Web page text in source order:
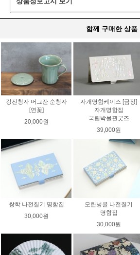
함께 구매한 상품
강진청자 머그잔 순청자
[연꽃]
20,000원
자개명함케이스 [금장]
자개명함집
국립박물관굿즈
39,000원
쌍학 나전칠기 명함집
30,000원
모란넝쿨 나전칠기
명함집
30,000원